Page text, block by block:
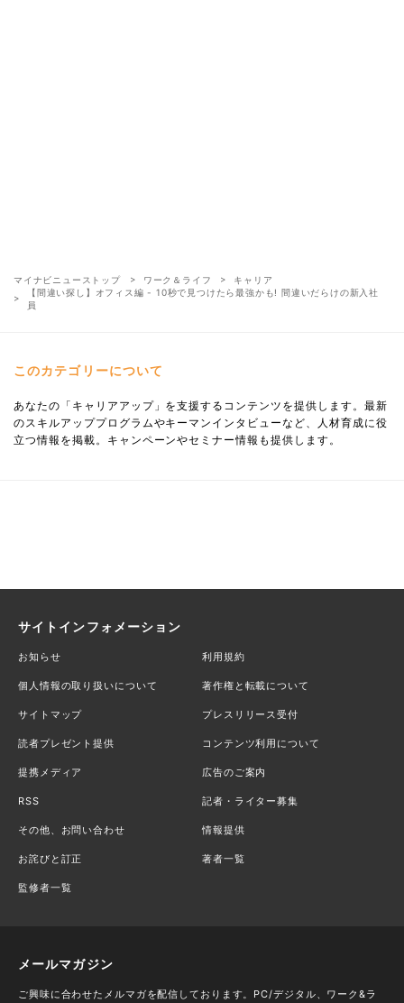
マイナビニューストップ ワーク＆ライフ
キャリア
【間違い探し】オフィス編 - 10秒で見つけたら最強かも! 間違いだらけの新入社
員
このカテゴリーについて
あなたの「キャリアアップ」を支援するコンテンツを提供します。最新
のスキルアッププログラムやキーマンインタビューなど、人材育成に役
立つ情報を掲載。キャンペーンやセミナー情報も提供します。
サイトインフォメーション
お知らせ 利用規約
個人情報の取り扱いについて 著作権と転載について
サイトマップ プレスリリース受付
読者プレゼント提供 コンテンツ利用について
提携メディア 広告のご案内
RSS 記者・ライター募集
その他、お問い合わせ 情報提供
お詫びと訂正 著者一覧
監修者一覧
メールマガジン
ご興味に合わせたメルマガを配信しております。PC/デジタル、ワーク&ラ